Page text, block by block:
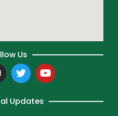
Us
Updates